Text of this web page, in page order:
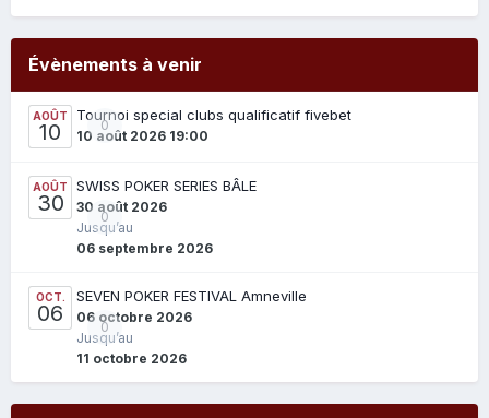
Évènements à venir
AOÛT
10 0
Tournoi special clubs qualificatif fivebet
10 août 2026 19:00
AOÛT
30
0
SWISS POKER SERIES BÂLE
30 août 2026
Jusqu’au
06 septembre 2026
OCT.
06
0
SEVEN POKER FESTIVAL Amneville
06 octobre 2026
Jusqu’au
11 octobre 2026